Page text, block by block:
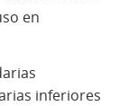
en
inferiores